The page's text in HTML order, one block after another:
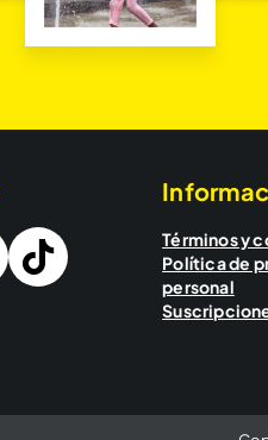
Términos y
Política de
personal